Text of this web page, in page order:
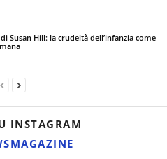
Susan Hill: la crudeltà dell’infanzia come
INSTAGRAM